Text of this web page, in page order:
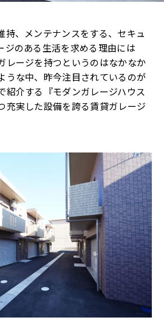
持、メンテナンスをする、セキュ
ジのある生活を求める理由には
レージを持つというのはなかなか
うな中、昨今注目されているのが
紹介する『モダンガレージハウス
充実した設備を誇る賃貸ガレージ